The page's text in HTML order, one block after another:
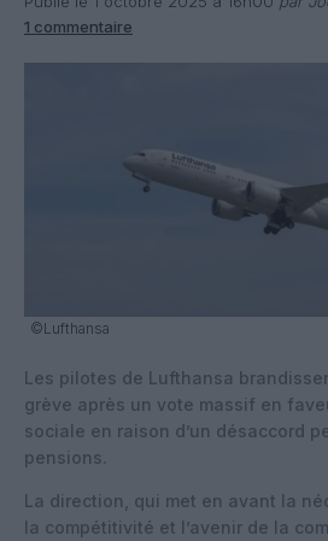
1 commentaire
©Lufthansa
Les pilotes de Lufthansa
grève après un vote massif en
sociale en raison d’un désaccord
pensions.
La direction, qui met en avant la
la compétitivité et l’avenir de la